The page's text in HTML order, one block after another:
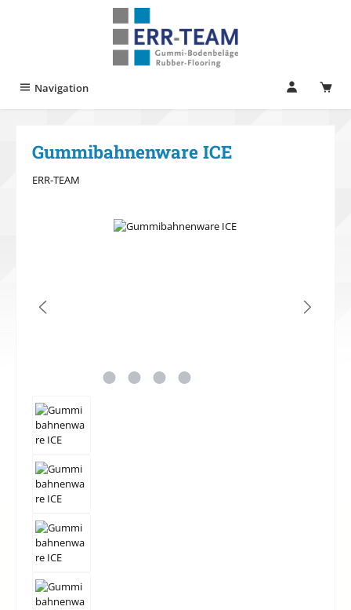
Navigation
Gummibahnenware ICE
ERR-TEAM
Bildergalerie überspringen